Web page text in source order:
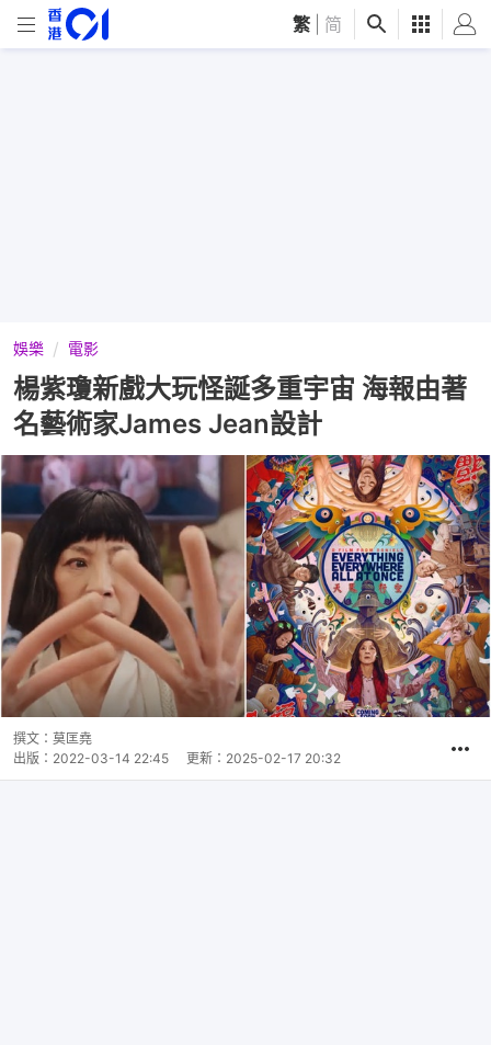
繁 简
娛樂 電影
楊紫瓊新戲大玩怪誕多重宇宙 海報由著
名藝術家James Jean設計
撰文： 莫匡堯
出版： 2022-03-14 22:45 更新： 2025-02-17 20:32